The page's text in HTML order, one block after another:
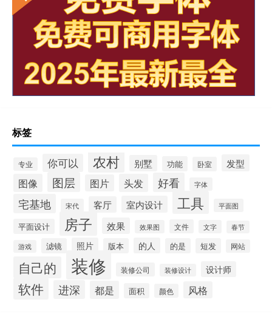
标签
专业 你可以 农村 别墅 功能 卧室 发型
图像 图层 图片 头发 好看 字体
宅基地 宋代 客厅 室内设计 工具 平面图
平面设计 房子 效果 效果图 文件 文字 春节
游戏 滤镜 照片 版本 的人 的是 短发 网站
自己的 装修 装修公司 装修设计 设计师
软件 进深 都是 面积 颜色 风格